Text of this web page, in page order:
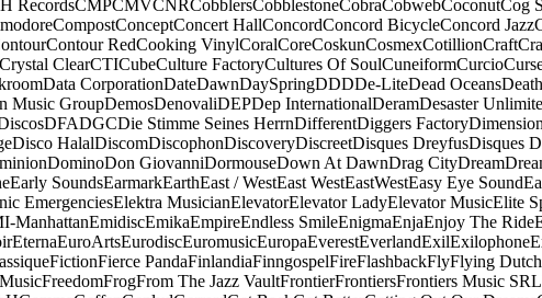
RecordsCMPCMVCNRCobblersCobblestoneCobraCobwebCoconutCog
CompostConceptConcert HallConcordConcord BicycleConcord Jazz
Contour RedCooking VinylCoralCoreCoskunCosmexCotillionCraft
Crystal ClearCTICubeCulture FactoryCultures Of SoulCuneiformCurcio
Data CorporationDateDawnDaySpringDDDDe-LiteDead Oceans
Music GroupDemosDenovaliDEPDep InternationalDeramDesaster
DFADGCDie Stimme Seines HerrnDifferentDiggers Factory
Disco HalalDiscomDiscophonDiscoveryDiscreetDisques DreyfusDisques
DominoDon GiovanniDormouseDown At DawnDrag CityDream
Early SoundsEarmarkEarthEast / WestEast WestEastWestEasy Eye Sound
EmergenciesElektra MusicianElevatorElevator LadyElevator MusicElite
ManhattanEmidiscEmikaEmpireEndless SmileEnigmaEnjaEnjoy The Ride
EternaEuroArtsEurodiscEuromusicEuropaEverestEverlandExilExilophone
FictionFierce PandaFinlandiaFinngospelFireFlashbackFlyFlying
FreedomFrogFrom The Jazz VaultFrontierFrontiersFrontiers Music SRL